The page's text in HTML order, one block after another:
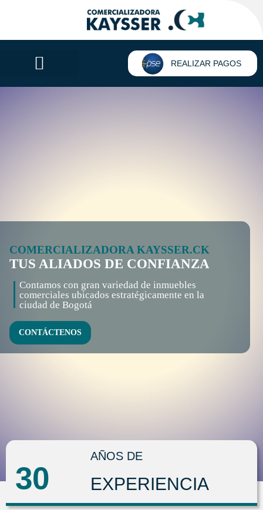
REALIZAR PAGOS
COMERCIALIZADORA KAYSSER.CK
TUS ALIADOS DE CONFIANZA
Contamos con gran variedad de inmuebles
comerciales ubicados estratégicamente en la
ciudad de Bogotá
CONTÁCTENOS
30
AÑOS DE
EXPERIENCIA